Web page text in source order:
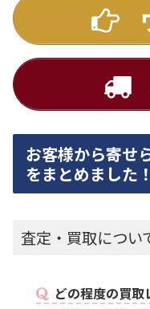
お客様から寄せ
をまとめました！
査定・買取につい
どの程度の買